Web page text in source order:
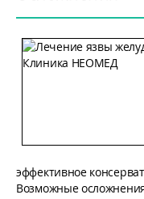
эффективное
Возможные